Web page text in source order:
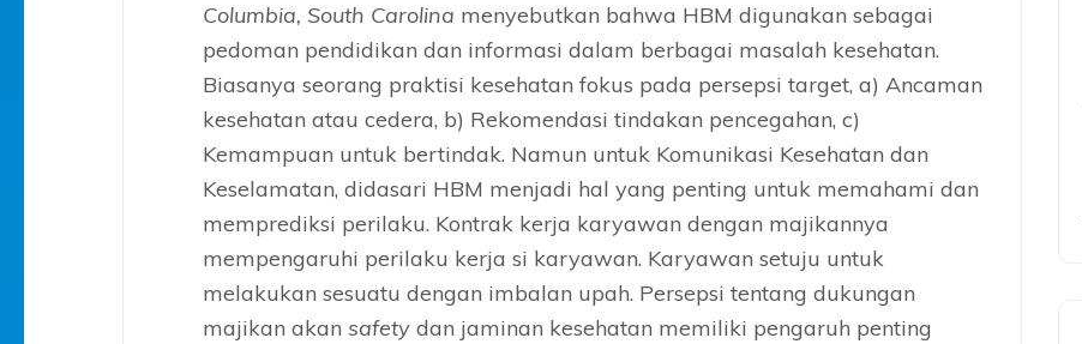
Columbia, South Carolina menyebutkan bahwa HBM digunakan sebagai
pedoman pendidikan dan informasi dalam berbagai masalah kesehatan.
Biasanya seorang praktisi kesehatan fokus pada persepsi target, a) Ancaman
kesehatan atau cedera, b) Rekomendasi tindakan pencegahan, c)
Kemampuan untuk bertindak. Namun untuk Komunikasi Kesehatan dan
Keselamatan, didasari HBM menjadi hal yang penting untuk memahami dan
memprediksi perilaku. Kontrak kerja karyawan dengan majikannya
mempengaruhi perilaku kerja si karyawan. Karyawan setuju untuk
melakukan sesuatu dengan imbalan upah. Persepsi tentang dukungan
majikan akan safety dan jaminan kesehatan memiliki pengaruh penting